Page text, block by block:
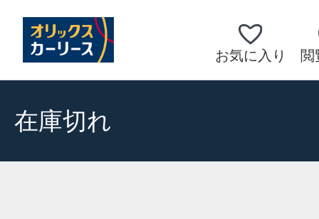
お気に入り 閲
在庫切れ